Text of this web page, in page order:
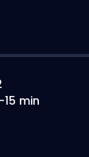
15 min